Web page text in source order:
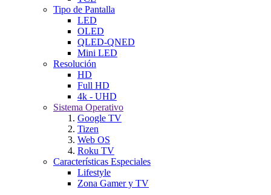
Tipo de Pantalla
LED
OLED
QLED-QNED
Mini LED
Resolución
HD
Full HD
4k - UHD
Sistema Operativo
Google TV
Tizen
Web OS
Roku TV
Características Especiales
Lifestyle
Zona Gamer y TV